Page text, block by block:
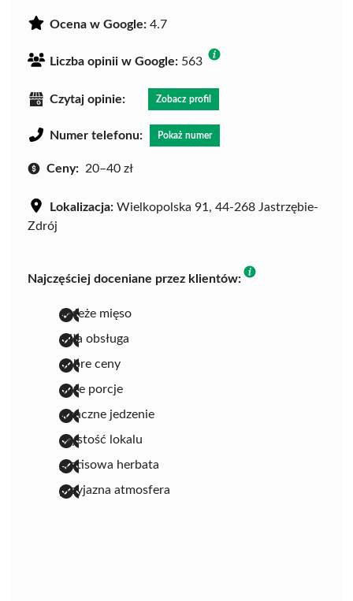
Ocena w Google: 4.7
Liczba opinii w Google: 563
Czytaj opinie: Zobacz profil
Numer telefonu: Pokaż numer
Ceny: 20–40 zł
Lokalizacja: Wielkopolska 91, 44-268 Jastrzębie-
Zdrój
Najczęściej doceniane przez klientów:
świeże mięso
miła obsługa
dobre ceny
duże porcje
smaczne jedzenie
czystość lokalu
gratisowa herbata
przyjazna atmosfera